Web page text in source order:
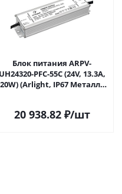
Блок питания ARPV-
UH24320-PFC-55C (24V, 13.3A,
(Arlight, IP67 Металл, 5
20 938.82₽/шт